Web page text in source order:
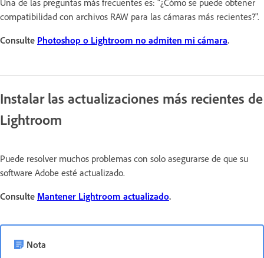
compatibilidad con archivos RAW para las cámaras más recientes?".
Consulte Photoshop o Lightroom no admiten mi cámara.
Instalar las actualizaciones más recientes de
Lightroom
Puede resolver muchos problemas con solo asegurarse de que su
software Adobe esté actualizado.
Consulte Mantener Lightroom actualizado.
Nota